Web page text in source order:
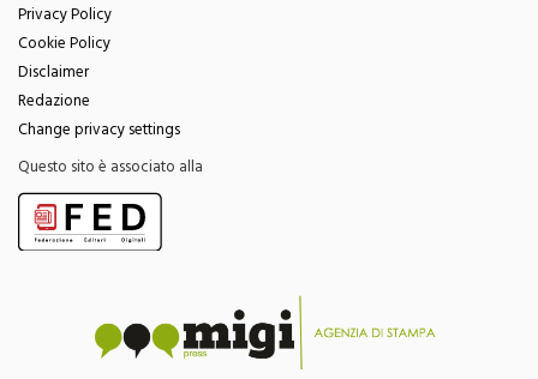
Privacy Policy
Cookie Policy
Disclaimer
Redazione
Change privacy settings
Questo sito è associato alla